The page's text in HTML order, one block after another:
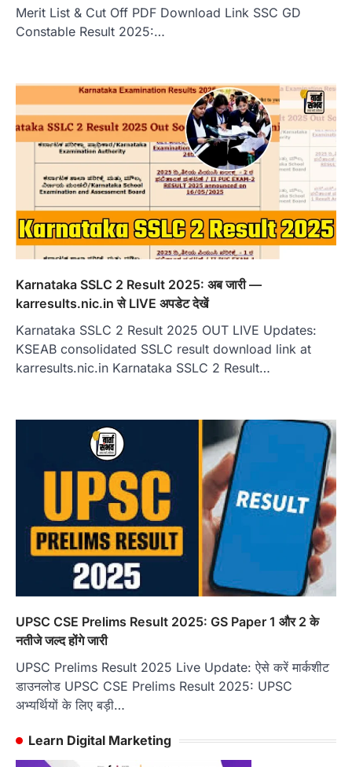
Merit List & Cut Off PDF Download Link SSC GD
Constable Result 2025:…
Karnataka SSLC 2 Result 2025: अब जारी —
karresults.nic.in से LIVE अपडेट देखें
Karnataka SSLC 2 Result 2025 OUT LIVE Updates:
KSEAB consolidated SSLC result download link at
karresults.nic.in Karnataka SSLC 2 Result…
UPSC CSE Prelims Result 2025: GS Paper 1 और 2 के
नतीजे जल्द होंगे जारी
UPSC Prelims Result 2025 Live Update: ऐसे करें मार्कशीट
डाउनलोड UPSC CSE Prelims Result 2025: UPSC
अभ्यर्थियों के लिए बड़ी…
Learn Digital Marketing